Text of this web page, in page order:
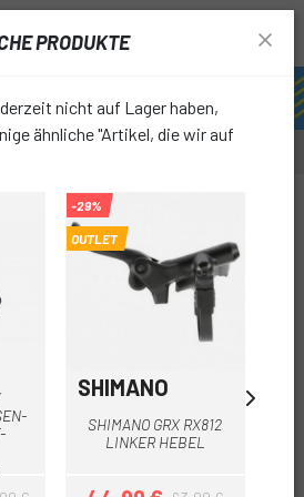
PRODUKTE
nicht auf Lager haben,
ähnliche "Artikel, die wir auf
-29%
OUTLET
SHIMANO
SHIMANO GRX RX812
LINKER HEBEL